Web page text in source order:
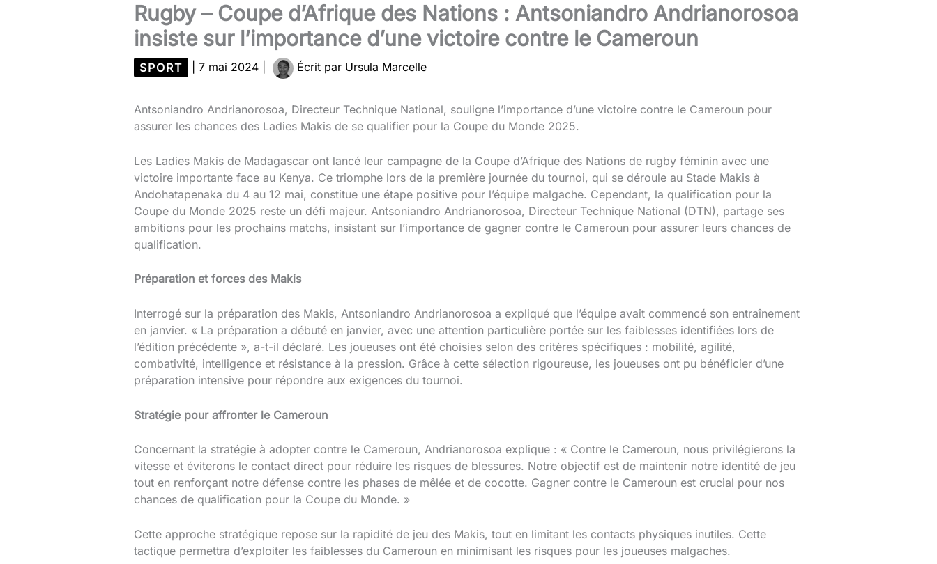
Rugby – Coupe d’Afrique des Nations : Antsoniandro Andrianorosoa
insiste sur l’importance d’une victoire contre le Cameroun
SPORT 7 mai 2024 Écrit par Ursula Marcelle
Antsoniandro Andrianorosoa, Directeur Technique National, souligne l’importance d’une victoire contre le Cameroun pour
assurer les chances des Ladies Makis de se qualifier pour la Coupe du Monde 2025.
Les Ladies Makis de Madagascar ont lancé leur campagne de la Coupe d’Afrique des Nations de rugby féminin avec une
victoire importante face au Kenya. Ce triomphe lors de la première journée du tournoi, qui se déroule au Stade Makis à
Andohatapenaka du 4 au 12 mai, constitue une étape positive pour l’équipe malgache. Cependant, la qualification pour la
Coupe du Monde 2025 reste un défi majeur. Antsoniandro Andrianorosoa, Directeur Technique National (DTN), partage ses
ambitions pour les prochains matchs, insistant sur l’importance de gagner contre le Cameroun pour assurer leurs chances de
qualification.
Préparation et forces des Makis
Interrogé sur la préparation des Makis, Antsoniandro Andrianorosoa a expliqué que l’équipe avait commencé son entraînement
en janvier. « La préparation a débuté en janvier, avec une attention particulière portée sur les faiblesses identifiées lors de
l’édition précédente », a-t-il déclaré. Les joueuses ont été choisies selon des critères spécifiques : mobilité, agilité,
combativité, intelligence et résistance à la pression. Grâce à cette sélection rigoureuse, les joueuses ont pu bénéficier d’une
préparation intensive pour répondre aux exigences du tournoi.
Stratégie pour affronter le Cameroun
Concernant la stratégie à adopter contre le Cameroun, Andrianorosoa explique : « Contre le Cameroun, nous privilégierons la
vitesse et éviterons le contact direct pour réduire les risques de blessures. Notre objectif est de maintenir notre identité de jeu
tout en renforçant notre défense contre les phases de mêlée et de cocotte. Gagner contre le Cameroun est crucial pour nos
chances de qualification pour la Coupe du Monde. »
Cette approche stratégique repose sur la rapidité de jeu des Makis, tout en limitant les contacts physiques inutiles. Cette
tactique permettra d’exploiter les faiblesses du Cameroun en minimisant les risques pour les joueuses malgaches.